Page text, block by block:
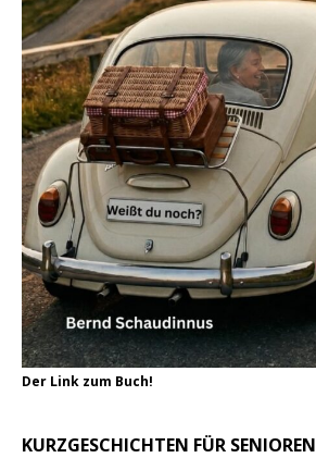
Der Link zum Buch!
KURZGESCHICHTEN FÜR SENIOREN